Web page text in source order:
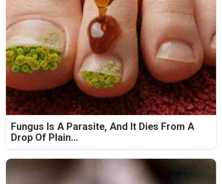
Fungus Is A Parasite, And It Dies From A
Drop Of Plain...